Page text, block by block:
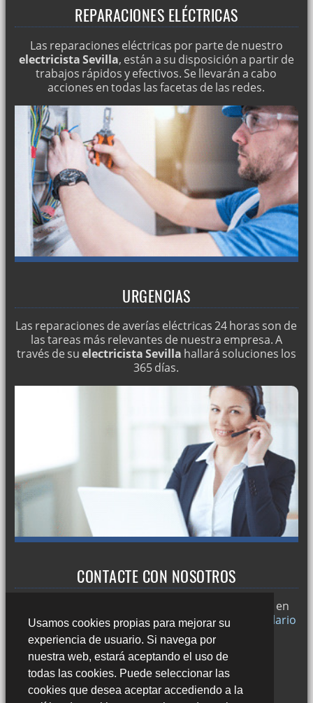
Usamos cookies propias para mejorar su
experiencia de usuario. Si navega por
nuestra web, estará aceptando el uso de
todas las cookies. Puede seleccionar las
cookies que desea aceptar accediendo a la
REPARACIONES ELÉCTRICAS
Las reparaciones eléctricas por parte de nuestro
electricista Sevilla, están a su disposición a partir de
trabajos rápidos y efectivos. Se llevarán a cabo
acciones en todas las facetas de las redes.
URGENCIAS
Las reparaciones de averías eléctricas 24 horas son de
las tareas más relevantes de nuestra empresa. A
través de suelectricista Sevilla hallará soluciones los
365 días.
CONTACTE CON NOSOTROS
y si desea puede ponerse en
contacto con nosotros a través de nuestro
formulario
de contactoo llamándonos al:
678 49 45 44